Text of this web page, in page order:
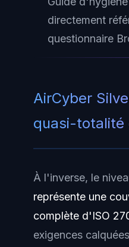
directement
questionnaire
AirCyber
quasi-totalité
À l'inverse, le
représente une
complète d'ISO
exigences